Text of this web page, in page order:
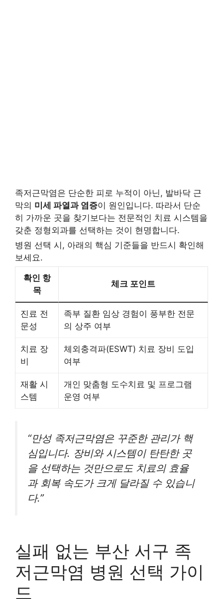
족저근막염은 단순한 피로 누적이 아닌, 발바닥 근
막의 미세 파열과 염증이 원인입니다. 따라서 단순
히 가까운 곳을 찾기보다는 전문적인 치료 시스템을
갖춘 정형외과를 선택하는 것이 현명합니다.
병원 선택 시, 아래의 핵심 기준들을 반드시 확인해
보세요.
확인 항
목
체크 포인트
진료 전
문성
족부 질환 임상 경험이 풍부한 전문
의 상주 여부
치료 장
비
체외충격파(ESWT) 치료 장비 도입
여부
재활 시
스템
개인 맞춤형 도수치료 및 프로그램
운영 여부
“만성 족저근막염은 꾸준한 관리가 핵
심입니다. 장비와 시스템이 탄탄한 곳
을 선택하는 것만으로도 치료의 효율
과 회복 속도가 크게 달라질 수 있습니
다.”
실패 없는 부산 서구 족
저근막염 병원 선택 가이
드